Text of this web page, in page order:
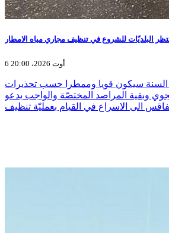
البلديّات للشروع في تنظيف مجاري مياه الامطار
6 أوت 2026، 20:00
السنة سيكون قويا وممطرا حسب تحذيرات
وبقية المراصد المختصّة والواجب يدعو